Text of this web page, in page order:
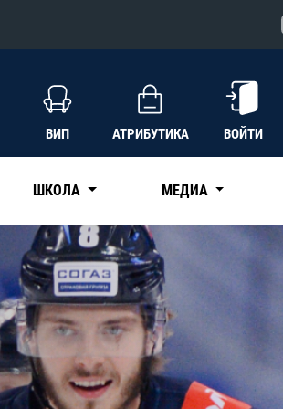
ВИП АТРИБУТИКА ВОЙТИ
ШКОЛА МЕДИА